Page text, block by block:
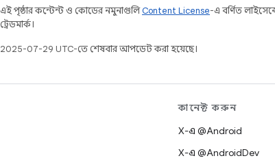
এই পৃষ্ঠার কন্টেন্ট ও কোডের নমুনাগুলিContent License-এ বর্ণিত
ট্রেডমার্ক।
2025-07-29 UTC-তে শেষবার আপডেট করা হয়েছে।
কানেক্ট করুন
X-এ @Android
X-এ @AndroidDev